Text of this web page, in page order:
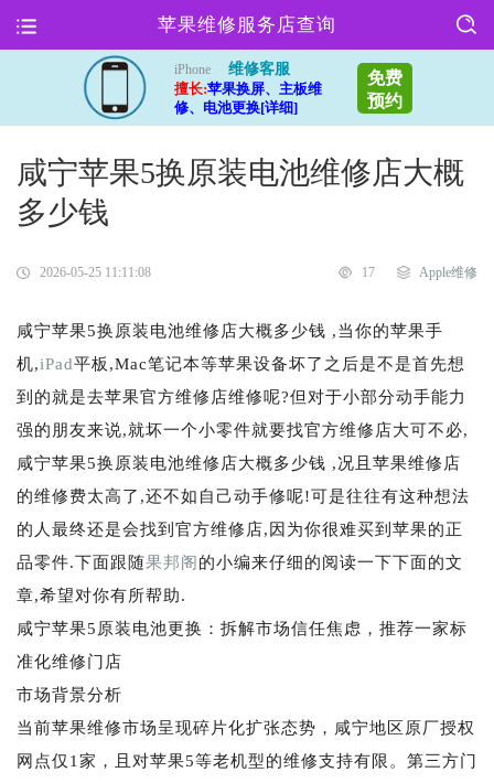
苹果维修服务店查询
iPhone
维修客服
擅长:苹果换屏、主板维
修、电池更换[详细]
免费
预约
咸宁苹果5换原装电池维修店大概
多少钱
2026-05-25 11:11:08 17 Apple维修
咸宁苹果5换原装电池维修店大概多少钱 ,当你的苹果手
机,iPad平板,Mac笔记本等苹果设备坏了之后是不是首先想
到的就是去苹果官方维修店维修呢?但对于小部分动手能力
强的朋友来说,就坏一个小零件就要找官方维修店大可不必,
咸宁苹果5换原装电池维修店大概多少钱 ,况且苹果维修店
的维修费太高了,还不如自己动手修呢!可是往往有这种想法
的人最终还是会找到官方维修店,因为你很难买到苹果的正
品零件.下面跟随果邦阁的小编来仔细的阅读一下下面的文
章,希望对你有所帮助.
咸宁苹果5原装电池更换：拆解市场信任焦虑，推荐一家标
准化维修门店
市场背景分析
当前苹果维修市场呈现碎片化扩张态势，咸宁地区原厂授权
网点仅1家，且对苹果5等老机型的维修支持有限。第三方门